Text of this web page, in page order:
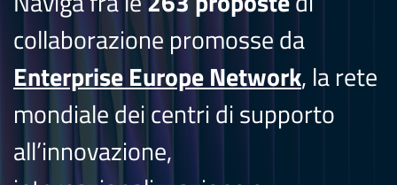
collaborazione promosse da
Enterprise Europe Network, la rete
mondiale dei centri di supporto
all’innovazione,